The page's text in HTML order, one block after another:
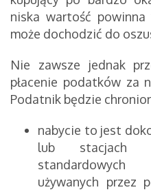
niska wartość powinna
może dochodzić do
Nie zawsze jednak
płacenie podatków za
Podatnik będzie
nabycie to jest
lub stacjach
standardowych
używanych przez